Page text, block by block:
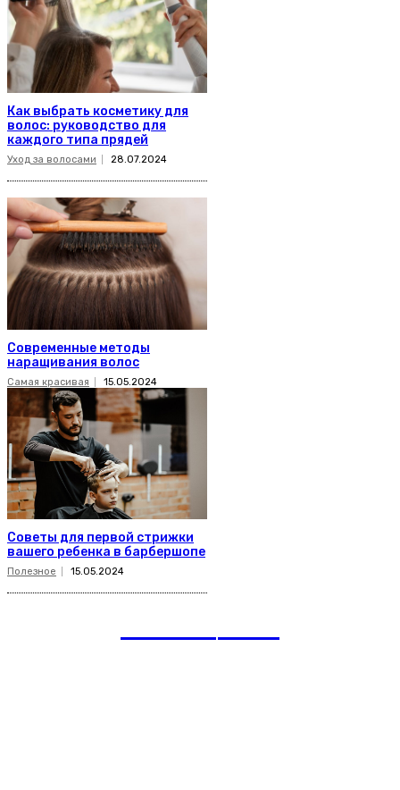
Как выбрать косметику для
волос: руководство для
каждого типа прядей
Уход за волосами 28.07.2024
Современные методы
наращивания волос
Самая красивая 15.05.2024
Советы для первой стрижки
вашего ребенка в барбершопе
Полезное 15.05.2024